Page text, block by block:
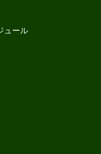
ュール